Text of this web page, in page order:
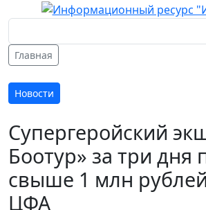
Главная
Новости
Супергеройский
Боотур» за три дня
свыше 1 млн
ЦФА